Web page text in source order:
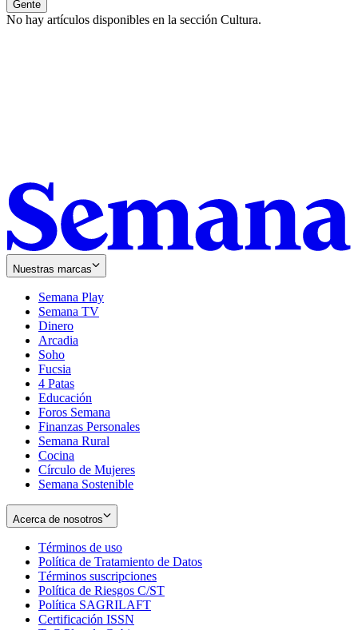
Gente
No hay artículos disponibles en la sección Cultura.
Nuestras marcas
Semana Play
Semana TV
Dinero
Arcadia
Soho
in
new
window
Fucsia
in
new
window
4 Patas
Educación
Foros Semana
Finanzas Personales
Semana Rural
Cocina
Círculo de Mujeres
Semana Sostenible
Acerca de nosotros
Términos de uso
in
new
window
Política de Tratamiento de Datos
Términos suscripciones
in
Política de Riesgos C/ST
Política SAGRILAFT
Certificación ISSN